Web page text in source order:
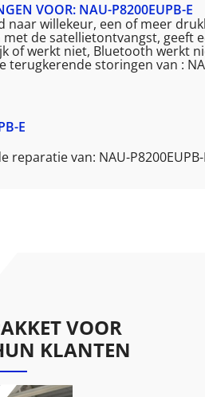
VOOR: NAU-P8200EUPB-E
willekeur, een of meer
de satellietontvangst, geeft
of werkt niet, Bluetooth werkt
storingen van :
E
van: NAU-
VOOR
KLANTEN